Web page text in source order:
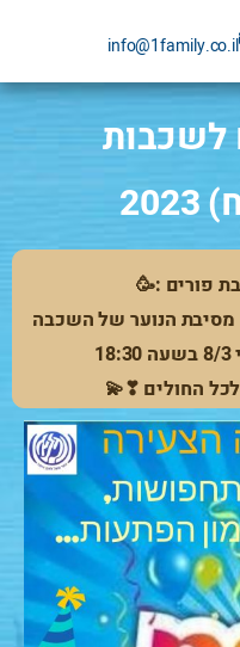
info@1family.co.il
לשכבות
פורים :🥳
מסיבת הנוער של השכבה
החולים ❣💫